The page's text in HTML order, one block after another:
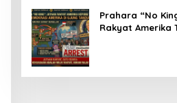
Prahara “No
Rakyat Amerika